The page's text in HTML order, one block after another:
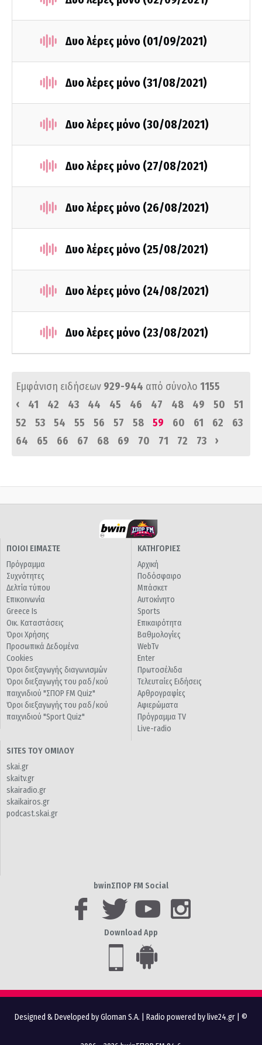
Δυο λέρες μόνο (01/09/2021)
Δυο λέρες μόνο (31/08/2021)
Δυο λέρες μόνο (30/08/2021)
Δυο λέρες μόνο (27/08/2021)
Δυο λέρες μόνο (26/08/2021)
Δυο λέρες μόνο (25/08/2021)
Δυο λέρες μόνο (24/08/2021)
Δυο λέρες μόνο (23/08/2021)
Εμφάνιση ειδήσεων 929-944 από σύνολο 1155
‹
41 42 43 44 45 46 47 48 49 50
51
52
53 54 55 56 57 58 59 60 61 62
63
64
65 66 67 68 69 70 71 72 73 ›
ΠΟΙΟΙ ΕΙΜΑΣΤΕ
Πρόγραμμα
Συχνότητες
Δελτία τύπου
Επικοινωνία
Greece Is
Οικ. Καταστάσεις
Όροι Χρήσης
Προσωπικά Δεδομένα
Cookies
Όροι διεξαγωγής διαγωνισμών
Όροι διεξαγωγής του ραδ/κού
παιχνιδιού "ΣΠΟΡ FM Quiz"
Όροι διεξαγωγής του ραδ/κού
παιχνιδιού "Sport Quiz"
ΚΑΤΗΓΟΡΙΕΣ
Αρχική
Ποδόσφαιρο
Μπάσκετ
Αυτοκίνητο
Sports
Επικαιρότητα
Βαθμολογίες
WebTv
Enter
Πρωτοσέλιδα
Τελευταίες Ειδήσεις
Αρθρογραφίες
Αφιερώματα
Πρόγραμμα TV
Live-radio
SITES ΤΟΥ ΟΜΙΛΟΥ
skai.gr
skaitv.gr
skairadio.gr
skaikairos.gr
podcast.skai.gr
bwinΣΠΟΡ FM Social
Download App
Designed & Developed by Gloman S.A. Radio powered by live24.gr | ©